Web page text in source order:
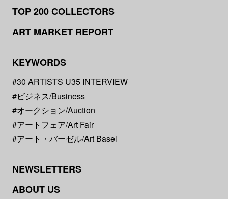
TOP 200 COLLECTORS
ART MARKET REPORT
KEYWORDS
#30 ARTISTS U35 INTERVIEW
#ビジネス/Business
#オークション/Auction
#アートフェア/Art Fair
#アート・バーゼル/Art Basel
NEWSLETTERS
ABOUT US